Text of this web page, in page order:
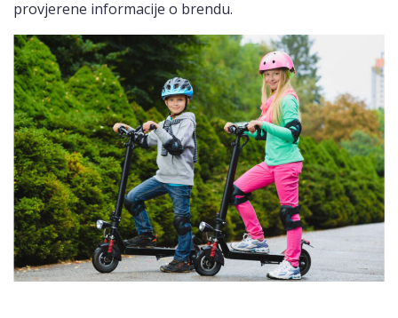
provjerene informacije o brendu.